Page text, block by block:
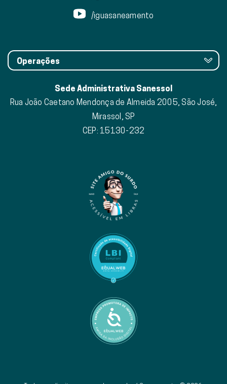
/iguasaneamento
Operações
Sede Administrativa Sanessol
Rua João Caetano Mendonça de Almeida 2005, São José,
Mirassol, SP
CEP: 15130-232